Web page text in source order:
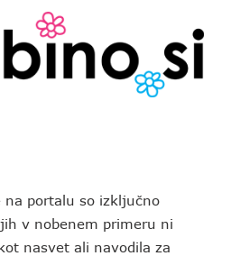
portalu so izključno
v nobenem primeru ni
nasvet ali navodila za